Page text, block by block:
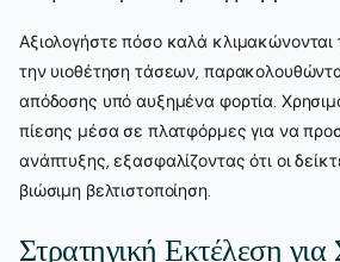
Αξιολογήστε πόσο καλά
την υιοθέτηση τάσεων,
απόδοσης υπό αυξημένα φορτία.
πίεσης μέσα σε πλατφόρμες για να
ανάπτυξης, εξασφαλίζοντας ότι οι
βιώσιμη βελτιστοποίηση.
Στρατηγική Εκτέλεση για